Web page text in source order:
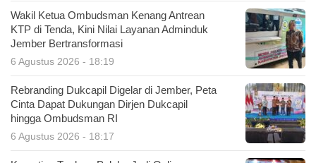
Wakil Ketua Ombudsman Kenang Antrean
KTP di Tenda, Kini Nilai Layanan Adminduk
Jember Bertransformasi
6 Agustus 2026 - 18:19
Rebranding Dukcapil Digelar di Jember, Peta
Cinta Dapat Dukungan Dirjen Dukcapil
hingga Ombudsman RI
6 Agustus 2026 - 18:17